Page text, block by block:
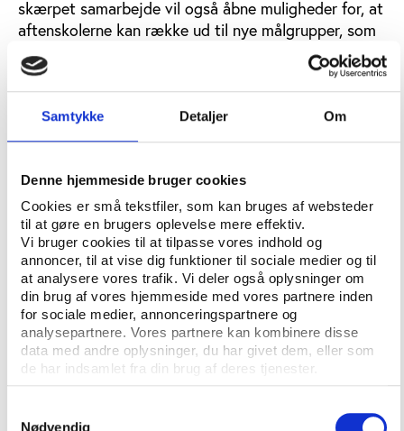
Samtykke Detaljer Om
Denne hjemmeside bruger cookies
Cookies er små tekstfiler, som kan bruges af websteder
til at gøre en brugers oplevelse mere effektiv.
Vi bruger cookies til at tilpasse vores indhold og
annoncer, til at vise dig funktioner til sociale medier og til
at analysere vores trafik. Vi deler også oplysninger om
din brug af vores hjemmeside med vores partnere inden
for sociale medier, annonceringspartnere og
analysepartnere. Vores partnere kan kombinere disse
data med andre oplysninger, du har givet dem, eller som
de har indsamlet fra din brug af deres tjenester.
Nødvendig
skærpet samarbejde vil også åbne muligheder for, at
aftenskolerne kan række ud til nye målgrupper, som
unge, personer med ensomhed og personer udenfor
arbejdsstyrken,” siger Morten Dam Vestergaard.
Han er samtidig opmærksom på, at kommunen har
flere muligheder for at udvikle samarbejdet med
for eksempel være gennem mere dialog og
partnerskaber med bibliotekerne og idrætsanlæg.
”I kommunen tror vi på, at det kommer både
kommunen, borgerne og lokalsamfundet til gode,
hvis flere kommer ind i aftenskolerne,” siger Morten
Dam Vestergaard.
Ønsker at række ud til nye målgrupper
deltagergrupper som unge, mænd, etnisk